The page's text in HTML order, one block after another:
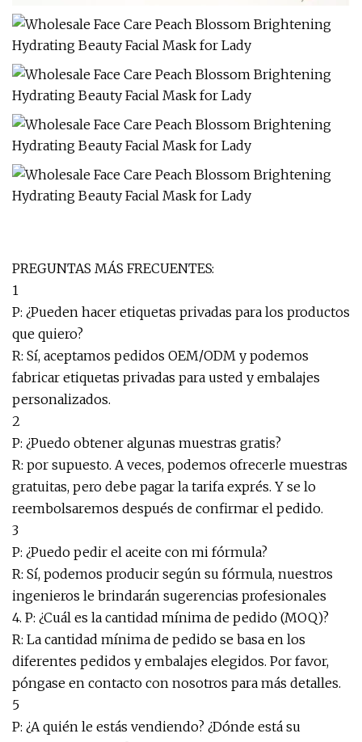
PREGUNTAS MÁS FRECUENTES:
1
P: ¿Pueden hacer etiquetas privadas para los productos
que quiero?
R: Sí, aceptamos pedidos OEM/ODM y podemos
fabricar etiquetas privadas para usted y embalajes
personalizados.
2
P: ¿Puedo obtener algunas muestras gratis?
R: por supuesto. A veces, podemos ofrecerle muestras
gratuitas, pero debe pagar la tarifa exprés. Y se lo
reembolsaremos después de confirmar el pedido.
3
P: ¿Puedo pedir el aceite con mi fórmula?
R: Sí, podemos producir según su fórmula, nuestros
ingenieros le brindarán sugerencias profesionales
4. P: ¿Cuál es la cantidad mínima de pedido (MOQ)?
R: La cantidad mínima de pedido se basa en los
diferentes pedidos y embalajes elegidos. Por favor,
póngase en contacto con nosotros para más detalles.
5
P: ¿A quién le estás vendiendo? ¿Dónde está su